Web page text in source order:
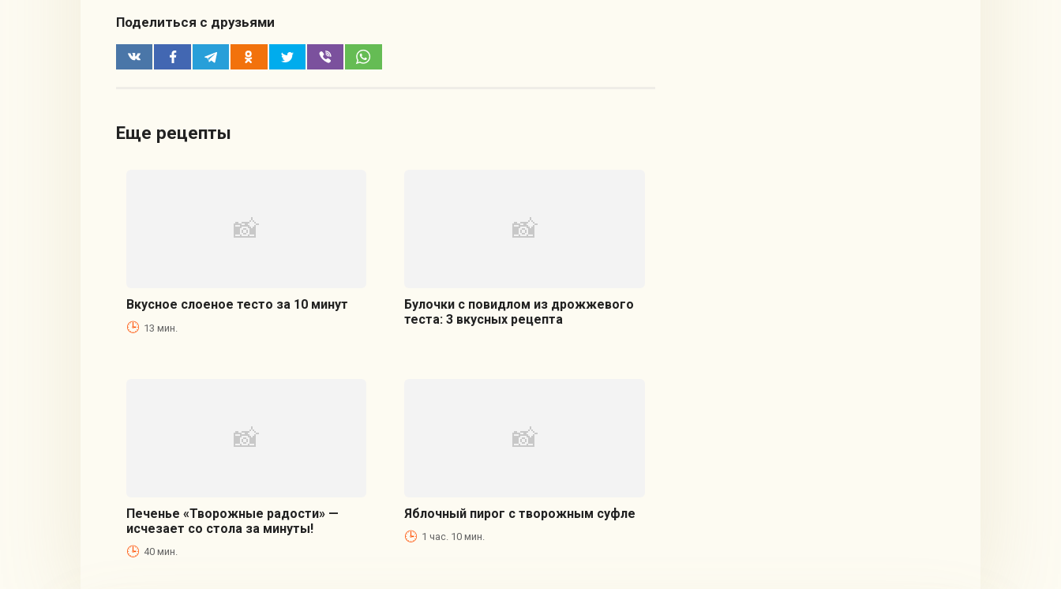
Поделиться с друзьями
Еще рецепты
Вкусное слоеное тесто за 10 минут
13 мин.
Булочки с повидлом из дрожжевого
теста: 3 вкусных рецепта
Печенье «Творожные радости» —
исчезает со стола за минуты!
40 мин.
Яблочный пирог с творожным суфле
1 час. 10 мин.